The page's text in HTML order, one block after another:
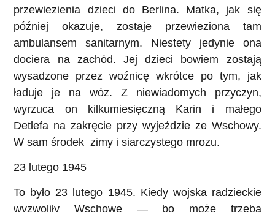
przewiezienia dzieci do Berlina. Matka, jak się
później okazuje, zostaje przewieziona tam
ambulansem sanitarnym. Niestety jedynie ona
dociera na zachód. Jej dzieci bowiem zostają
wysadzone przez woźnicę wkrótce po tym, jak
ładuje je na wóz. Z niewiadomych przyczyn,
wyrzuca on kilkumiesięczną Karin i małego
Detlefa na zakręcie przy wyjeździe ze Wschowy.
W sam środek zimy i siarczystego mrozu.
23 lutego 1945
To było 23 lutego 1945. Kiedy wojska radzieckie
wyzwoliły Wschowę — bo może trzeba